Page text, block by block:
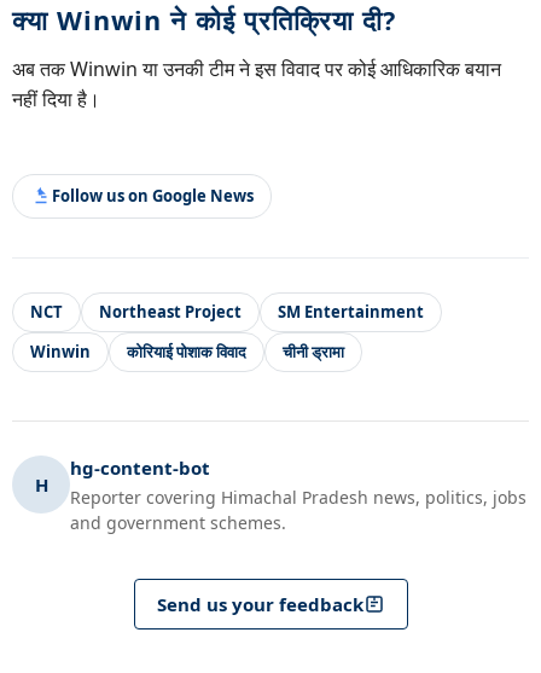
क्या Winwin ने कोई प्रतिक्रिया दी?
अब तक Winwin या उनकी टीम ने इस विवाद पर कोई आधिकारिक बयान
नहीं दिया है।
Follow us on Google News
NCT Northeast Project
SM Entertainment
Winwin
कोरियाई पोशाक विवाद चीनी ड्रामा
H
hg-content-bot
Reporter covering Himachal Pradesh news, politics, jobs
and government schemes.
Send us your feedback